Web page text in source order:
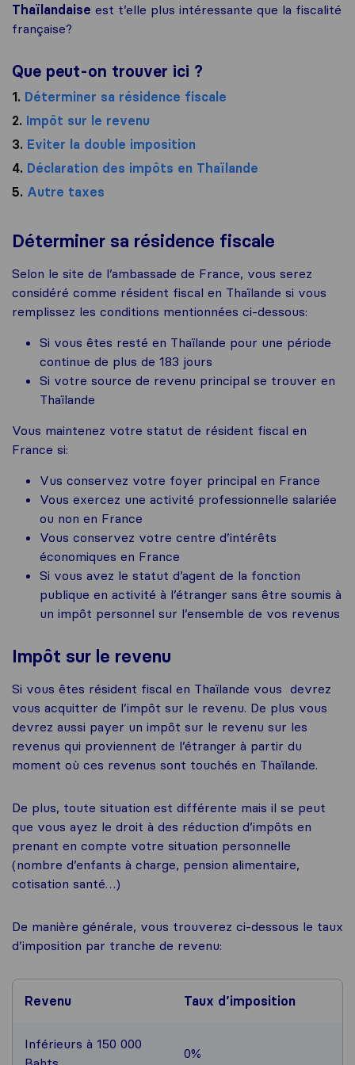
Thaïlandaise est t’elle plus intéressante que la fiscalité
française?
Que peut-on trouver ici ?
1. Déterminer sa résidence fiscale
2. Impôt sur le revenu
3. Eviter la double imposition
4. Déclaration des impôts en Thaïlande
5. Autre taxes
Déterminer sa résidence fiscale
Selon le site de l’ambassade de France, vous serez
considéré comme résident fiscal en Thaïlande si vous
remplissez les conditions mentionnées ci-dessous:
Si vous êtes resté en Thaïlande pour une période
continue de plus de 183 jours
Si votre source de revenu principal se trouver en
Thaïlande
Vous maintenez votre statut de résident fiscal en
France si:
Vus conservez votre foyer principal en France
Vous exercez une activité professionnelle salariée
ou non en France
Vous conservez votre centre d’intérêts
économiques en France
Si vous avez le statut d’agent de la fonction
publique en activité à l’étranger sans être soumis à
un impôt personnel sur l’ensemble de vos revenus
Impôt sur le revenu
Si vous êtes résident fiscal en Thaïlande vous devrez
vous acquitter de l’impôt sur le revenu. De plus vous
devrez aussi payer un impôt sur le revenu sur les
revenus qui proviennent de l’étranger à partir du
moment où ces revenus sont touchés en Thaïlande.
De plus, toute situation est différente mais il se peut
que vous ayez le droit à des réduction d’impôts en
prenant en compte votre situation personnelle
(nombre d’enfants à charge, pension alimentaire,
cotisation santé…)
De manière générale, vous trouverez ci-dessous le taux
d’imposition par tranche de revenu:
Revenu Taux d’imposition
Inférieurs à 150 000
0%